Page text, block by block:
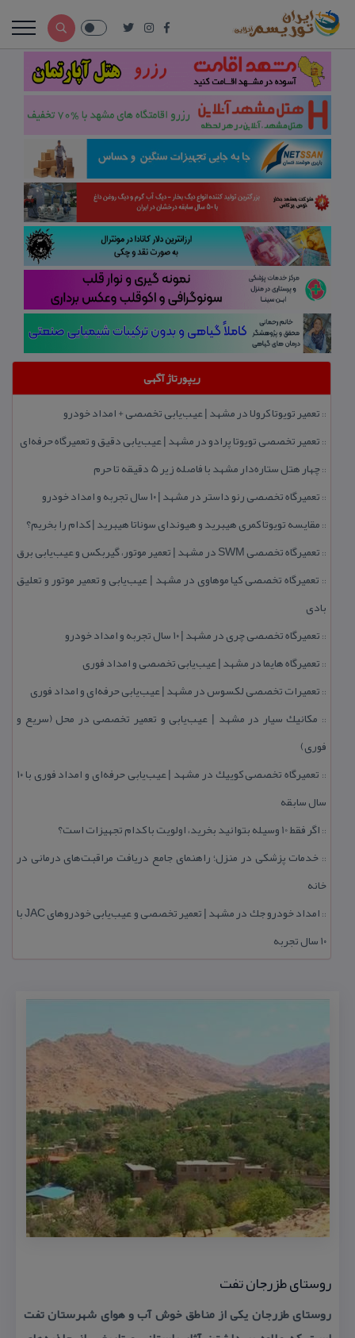
ریپورتاژ آگهی
:: تعمیر تویوتا كرولا در مشهد | عیب‌یابی تخصصی + امداد خودرو
:: تعمیر تخصصی تویوتا پرادو در مشهد | عیب‌یابی دقیق و تعمیرگاه حرفه‌ای
::چهار هتل‌ ستاره‌دار مشهد با فاصله زیر 5 دقیقه تا حرم
:: تعمیرگاه تخصصی رنو داستر در مشهد | ۱۰ سال تجربه و امداد خودرو
:: مقایسه تویوتا كمری هیبرید و هیوندای سوناتا هیبرید | كدام را بخریم؟
:: تعمیرگاه تخصصی SWM در مشهد | تعمیر موتور، گیربكس و عیب‌یابی برق
:: تعمیرگاه تخصصی كیا موهاوی در مشهد | عیب‌یابی و تعمیر موتور و تعلیق
بادی
:: تعمیرگاه تخصصی چری در مشهد | ۱۰ سال تجربه و امداد خودرو
:: تعمیرگاه هایما در مشهد | عیب‌یابی تخصصی و امداد فوری
:: تعمیرات تخصصی لكسوس در مشهد | عیب‌یابی حرفه‌ای و امداد فوری
:: مكانیك سیار در مشهد | عیب‌یابی و تعمیر تخصصی در محل (سریع و
فوری)
::
تعمیرگاه تخصصی كوییك در مشهد | عیب‌یابی حرفه‌ای و امداد فوری با ۱۰
سال سابقه
:: اگر فقط 10 وسیله بتوانید بخرید، اولویت با كدام تجهیزات است؟
:: خدمات پزشكی در منزل؛ راهنمای جامع دریافت مراقبت‌های درمانی در
خانه
::
امداد خودرو جك در مشهد | تعمیر تخصصی و عیب‌یابی خودروهای JAC با
۱۰ سال تجربه
روستای طزرجان تفت
روستای طزرجان یكی از مناطق خوش آب و هوای شهرستان تفت